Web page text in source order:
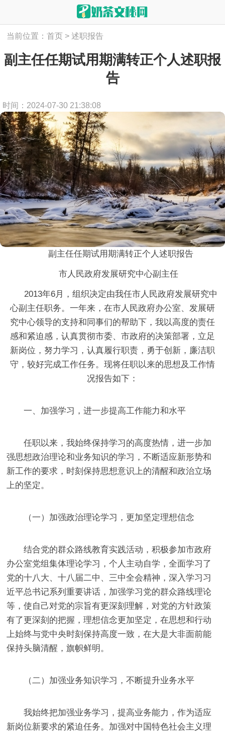
当前位置：首页 > 述职报告
副主任任期试用期满转正个人述职报
告
时间：2024-07-30 21:38:08
副主任任期试用期满转正个人述职报告
市人民政府发展研究中心副主任
2013年6月，组织决定由我任市人民政府发展研究中
心副主任职务。一年来， 在市人民政府办公室、发展研
究中心领导的支持和同事们的帮助下， 我以高度的责任
感和紧迫感，认真贯彻市委、市政府的决策部署， 立足
新岗位，努力学习，认真履行职责，勇于创新，廉洁职
守，较好完成工作任务。 现将任职以来的思想及工作情
况报告如下：
一、加强学习，进一步提高工作能力和水平
任职以来，我始终保持学习的高度热情，进一步加
强思想政治理论和业务知识的学习，不断适应新形势和
新工作的要求，时刻保持思想意识上的清醒和政治立场
上的坚定。
（一）加强政治理论学习，更加坚定理想信念
结合党的群众路线教育实践活动，积极参加市政府
办公室党组集体理论学习，个人主动自学，全面学习了
党的十八大、十八届二中、三中全会精神，深入学习习
近平总书记系列重要讲话，加强学习党的群众路线理论
等，使自己对党的宗旨有更深刻理解， 对党的方针政策
有了更深刻的把握，理想信念更加坚定，在思想和行动
上始终与党中央时刻保持高度一致，在大是大非面前能
保持头脑清醒，旗帜鲜明。
（二）加强业务知识学习，不断提升业务水平
我始终把加强业务学习，提高业务能力，作为适应
新岗位新要求的紧迫任务。加强对中国特色社会主义理